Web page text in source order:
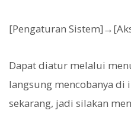
[Pengaturan
Dapat diatur melalui
langsung mencobanya di
sekarang, jadi silakan